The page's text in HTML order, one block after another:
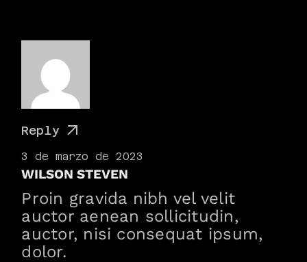
3 de marzo de 2023
WILSON STEVEN
Reply
Proin gravida nibh vel velit
auctor aenean sollicitudin,
auctor, nisi consequat ipsum,
dolor.